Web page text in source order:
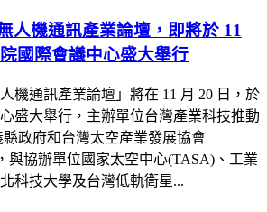
人機通訊產業論壇，即將於 11
國際會議中心盛大舉行
人機通訊產業論壇」將在 11 月 20 日，於
盛大舉行，主辦單位台灣產業科技推動
政府和台灣太空產業發展協會
與協辦單位國家太空中心(TASA)、工業
科技大學及台灣低軌衛星...